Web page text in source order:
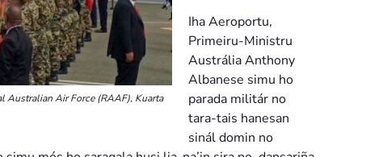
Australian Air Force (RAAF), Kuarta
Iha Aeroportu,
Primeiru-Ministru
Austrália Anthony
Albanese simu ho
parada militár no
tara-tais hanesan
sinál domin no